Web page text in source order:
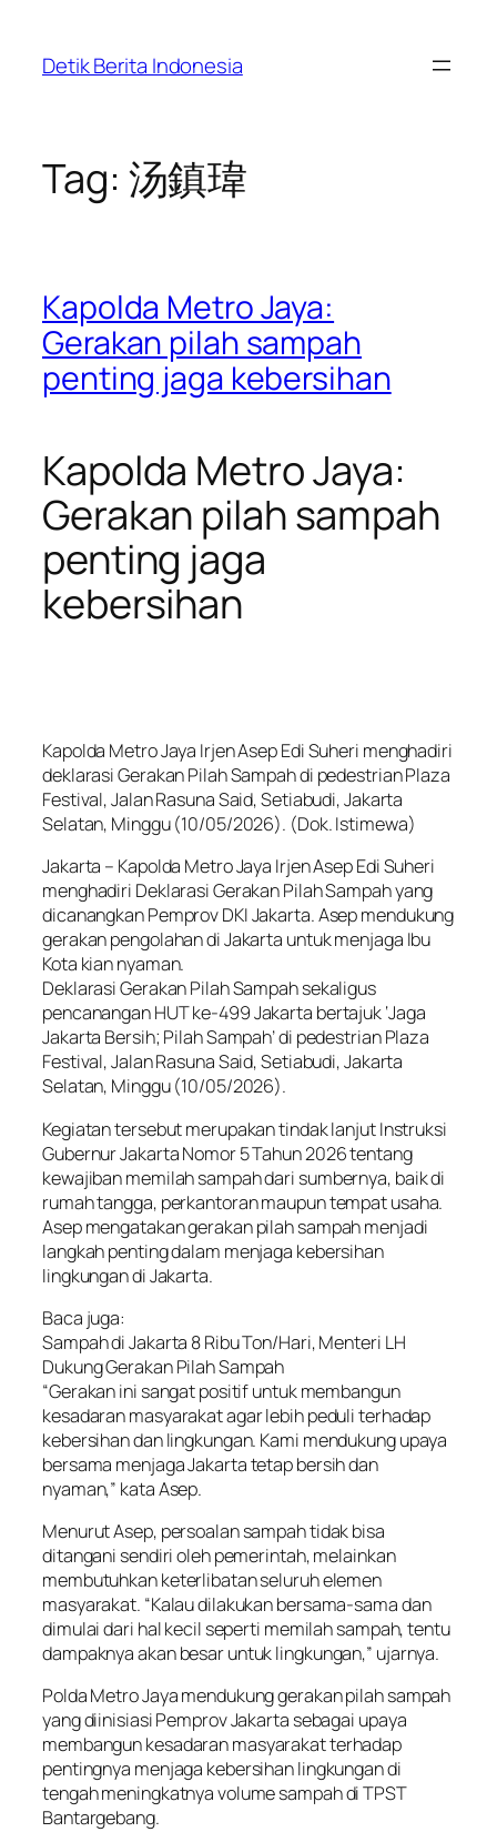
content
Detik Berita Indonesia
Tag: 汤鎮瑋
Kapolda Metro Jaya:
Gerakan pilah sampah
penting jaga kebersihan
Kapolda Metro Jaya:
Gerakan pilah sampah
penting jaga
kebersihan
Kapolda Metro Jaya Irjen Asep Edi Suheri menghadiri
deklarasi Gerakan Pilah Sampah di pedestrian Plaza
Festival, Jalan Rasuna Said, Setiabudi, Jakarta
Selatan, Minggu (10/05/2026). (Dok. Istimewa)
Jakarta – Kapolda Metro Jaya Irjen Asep Edi Suheri
menghadiri Deklarasi Gerakan Pilah Sampah yang
dicanangkan Pemprov DKI Jakarta. Asep mendukung
gerakan pengolahan di Jakarta untuk menjaga Ibu
Kota kian nyaman.
Deklarasi Gerakan Pilah Sampah sekaligus
pencanangan HUT ke-499 Jakarta bertajuk ‘Jaga
Jakarta Bersih; Pilah Sampah’ di pedestrian Plaza
Festival, Jalan Rasuna Said, Setiabudi, Jakarta
Selatan, Minggu (10/05/2026).
Kegiatan tersebut merupakan tindak lanjut Instruksi
Gubernur Jakarta Nomor 5 Tahun 2026 tentang
kewajiban memilah sampah dari sumbernya, baik di
rumah tangga, perkantoran maupun tempat usaha.
Asep mengatakan gerakan pilah sampah menjadi
langkah penting dalam menjaga kebersihan
lingkungan di Jakarta.
Baca juga:
Sampah di Jakarta 8 Ribu Ton/Hari, Menteri LH
Dukung Gerakan Pilah Sampah
“Gerakan ini sangat positif untuk membangun
kesadaran masyarakat agar lebih peduli terhadap
kebersihan dan lingkungan. Kami mendukung upaya
bersama menjaga Jakarta tetap bersih dan
nyaman,” kata Asep.
Menurut Asep, persoalan sampah tidak bisa
ditangani sendiri oleh pemerintah, melainkan
membutuhkan keterlibatan seluruh elemen
masyarakat. “Kalau dilakukan bersama-sama dan
dimulai dari hal kecil seperti memilah sampah, tentu
dampaknya akan besar untuk lingkungan,” ujarnya.
Polda Metro Jaya mendukung gerakan pilah sampah
yang diinisiasi Pemprov Jakarta sebagai upaya
membangun kesadaran masyarakat terhadap
pentingnya menjaga kebersihan lingkungan di
tengah meningkatnya volume sampah di TPST
Bantargebang.